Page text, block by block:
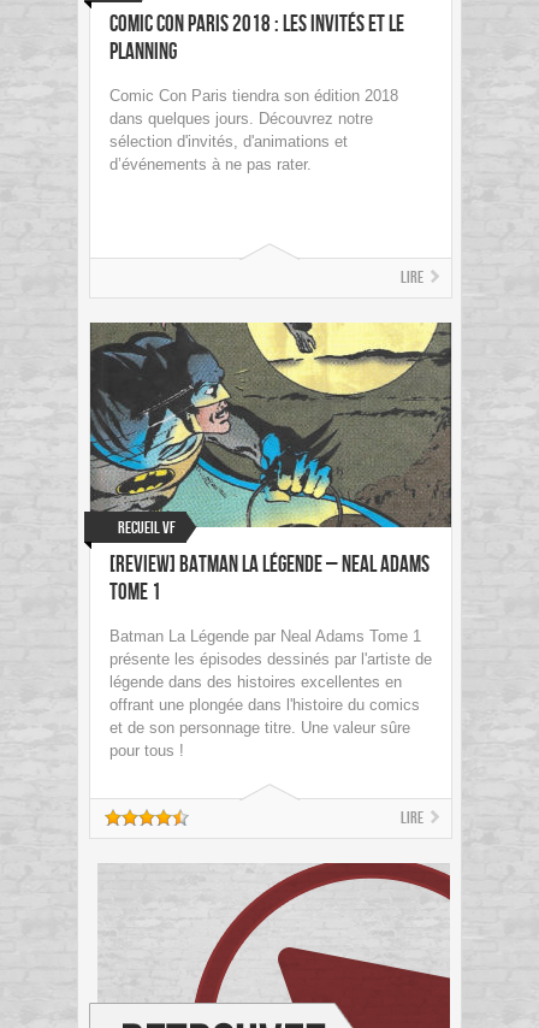
Comic Con Paris 2018 : les invités et le
planning
Comic Con Paris tiendra son édition 2018
dans quelques jours. Découvrez notre
sélection d'invités, d'animations et
d’événements à ne pas rater.
Lire
Recueil VF
[Review] Batman La Légende – Neal Adams
Tome 1
Batman La Légende par Neal Adams Tome 1
présente les épisodes dessinés par l'artiste de
légende dans des histoires excellentes en
offrant une plongée dans l'histoire du comics
et de son personnage titre. Une valeur sûre
pour tous !
Lire